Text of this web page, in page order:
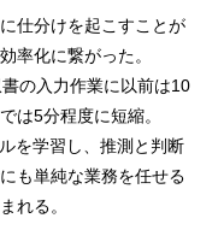
仕分けを起こすことが
率化に繋がった。
の入力作業に以前は10
は5分程度に短縮。
を学習し、推測と判断
も単純な業務を任せる
れる。